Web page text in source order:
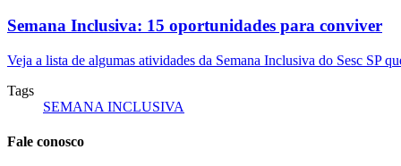
Semana Inclusiva: 15 oportunidades para conviver
Veja a lista de algumas atividades da Semana Inclusiva do Sesc SP
Tags
SEMANA INCLUSIVA
Fale conosco